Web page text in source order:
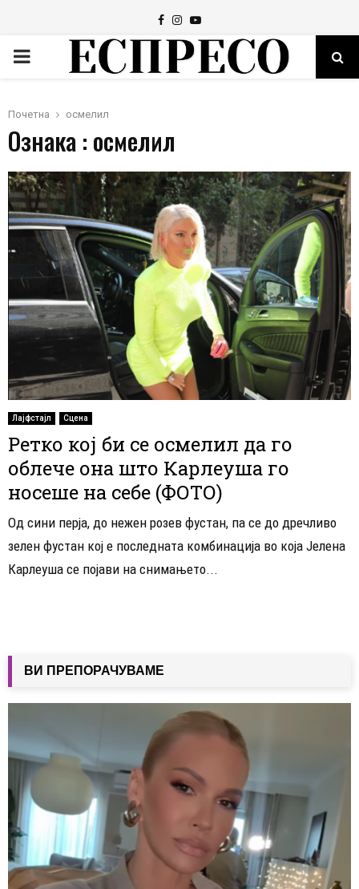
Facebook
Instagram
Youtube
PRIMARY
Почетна осмелил
Ознака : осмелил
Лајфстајл Сцена
Ретко кој би се осмелил да го
облече она што Карлеуша го
носеше на себе (ФОТО)
Од сини перја, до нежен розев фустан, па се до дречливо
зелен фустан кој е последната комбинација во која Јелена
Карлеуша се појави на снимањето...
ВИ ПРЕПОРАЧУВАМЕ